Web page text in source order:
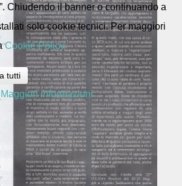
Chiudendo il banner o continuando a
solo cookie tecnici. Per maggiori
Cookie Policy
tutti
Maggiori informazioni